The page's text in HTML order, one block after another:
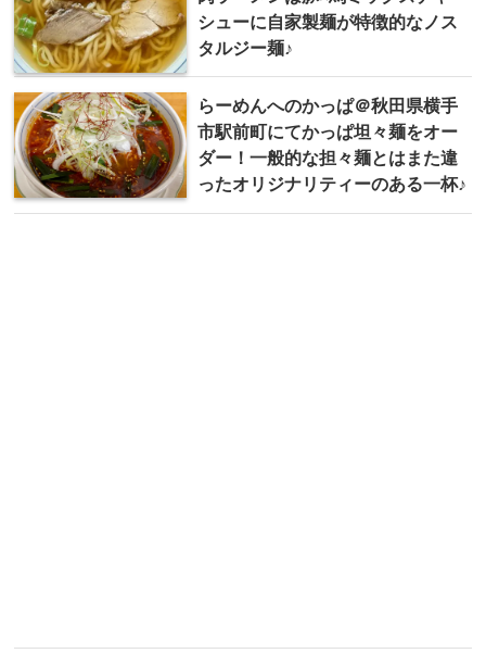
シューに自家製麺が特徴的なノス
タルジー麺♪
らーめんへのかっぱ＠秋田県横手
市駅前町にてかっぱ坦々麺をオー
ダー！一般的な担々麺とはまた違
ったオリジナリティーのある一杯♪